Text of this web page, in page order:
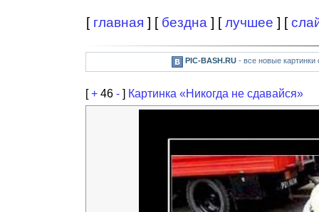
[ главная ] [ бездна ] [лучшее ] [
PIC-BASH.RU- все новые картинки
[+ 46 - ] Картинка «Никогда не сдавайся»